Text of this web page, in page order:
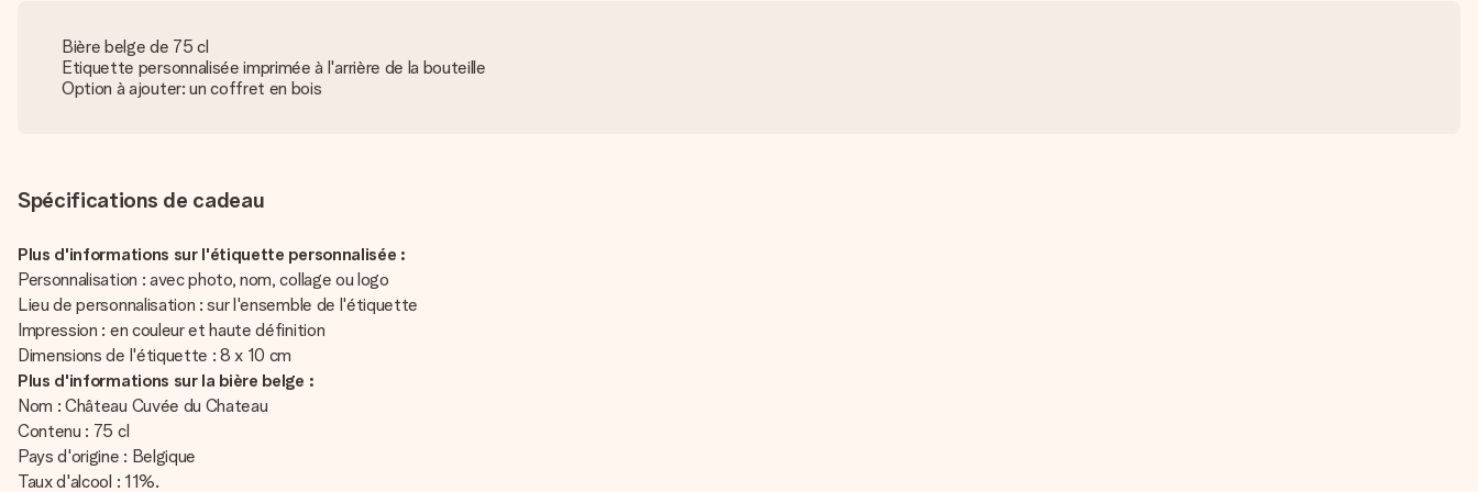
Bière belge de 75 cl
Etiquette personnalisée imprimée à l'arrière de la bouteille
Option à ajouter: un coffret en bois
Spécifications de cadeau
Plus d'informations sur l'étiquette personnalisée :
Personnalisation : avec photo, nom, collage ou logo
Lieu de personnalisation : sur l'ensemble de l'étiquette
Impression : en couleur et haute définition
Dimensions de l'étiquette : 8 x 10 cm
Plus d'informations sur la bière belge :
Nom : Château Cuvée du Chateau
Contenu : 75 cl
Pays d'origine : Belgique
Taux d'alcool : 11%.